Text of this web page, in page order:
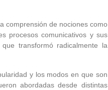
comprensión de nociones como
procesos comunicativos y sus
transformó radicalmente la
y los modos en que son
abordadas desde distintas